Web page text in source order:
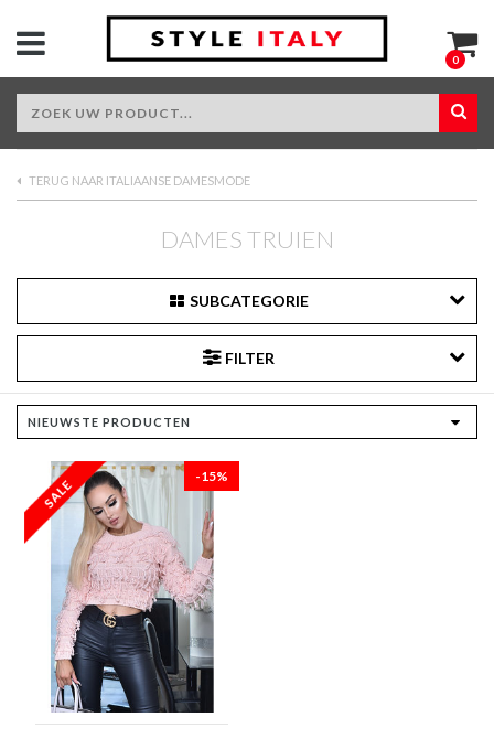
0
TERUG NAAR ITALIAANSE DAMESMODE
DAMES TRUIEN
SUBCATEGORIE
FILTER
-15%